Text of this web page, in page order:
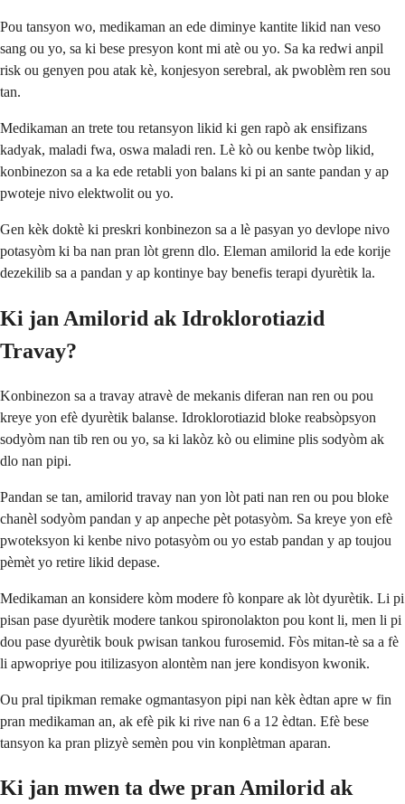
Pou tansyon wo, medikaman an ede diminye kantite likid nan veso
sang ou yo, sa ki bese presyon kont mi atè ou yo. Sa ka redwi anpil
risk ou genyen pou atak kè, konjesyon serebral, ak pwoblèm ren sou
tan.
Medikaman an trete tou retansyon likid ki gen rapò ak ensifizans
kadyak, maladi fwa, oswa maladi ren. Lè kò ou kenbe twòp likid,
konbinezon sa a ka ede retabli yon balans ki pi an sante pandan y ap
pwoteje nivo elektwolit ou yo.
Gen kèk doktè ki preskri konbinezon sa a lè pasyan yo devlope nivo
potasyòm ki ba nan pran lòt grenn dlo. Eleman amilorid la ede korije
dezekilib sa a pandan y ap kontinye bay benefis terapi dyurètik la.
Ki jan Amilorid ak Idroklorotiazid
Travay?
Konbinezon sa a travay atravè de mekanis diferan nan ren ou pou
kreye yon efè dyurètik balanse. Idroklorotiazid bloke reabsòpsyon
sodyòm nan tib ren ou yo, sa ki lakòz kò ou elimine plis sodyòm ak
dlo nan pipi.
Pandan se tan, amilorid travay nan yon lòt pati nan ren ou pou bloke
chanèl sodyòm pandan y ap anpeche pèt potasyòm. Sa kreye yon efè
pwoteksyon ki kenbe nivo potasyòm ou yo estab pandan y ap toujou
pèmèt yo retire likid depase.
Medikaman an konsidere kòm modere fò konpare ak lòt dyurètik. Li pi
pisan pase dyurètik modere tankou spironolakton pou kont li, men li pi
dou pase dyurètik bouk pwisan tankou furosemid. Fòs mitan-tè sa a fè
li apwopriye pou itilizasyon alontèm nan jere kondisyon kwonik.
Ou pral tipikman remake ogmantasyon pipi nan kèk èdtan apre w fin
pran medikaman an, ak efè pik ki rive nan 6 a 12 èdtan. Efè bese
tansyon ka pran plizyè semèn pou vin konplètman aparan.
Ki jan mwen ta dwe pran Amilorid ak